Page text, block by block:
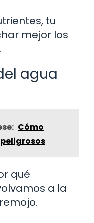
tu
mejor los
agua
Cómo
qué
a la